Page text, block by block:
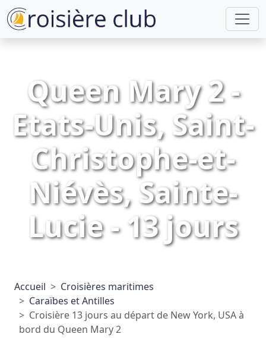
Queen Mary 2 -
Etats-Unis, Saint-
Christophe-et-
Niévès, Sainte-
Lucie - 13 jours
Accueil
Croisières maritimes
Caraïbes et Antilles
Croisière 13 jours au départ de New York, USA à
bord du Queen Mary 2